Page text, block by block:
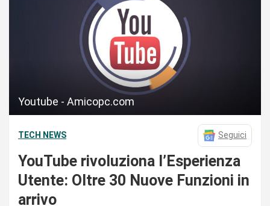
Youtube - Amicopc.com
TECH NEWS Seguici
YouTube rivoluziona l’Esperienza
Utente: Oltre 30 Nuove Funzioni in
arrivo